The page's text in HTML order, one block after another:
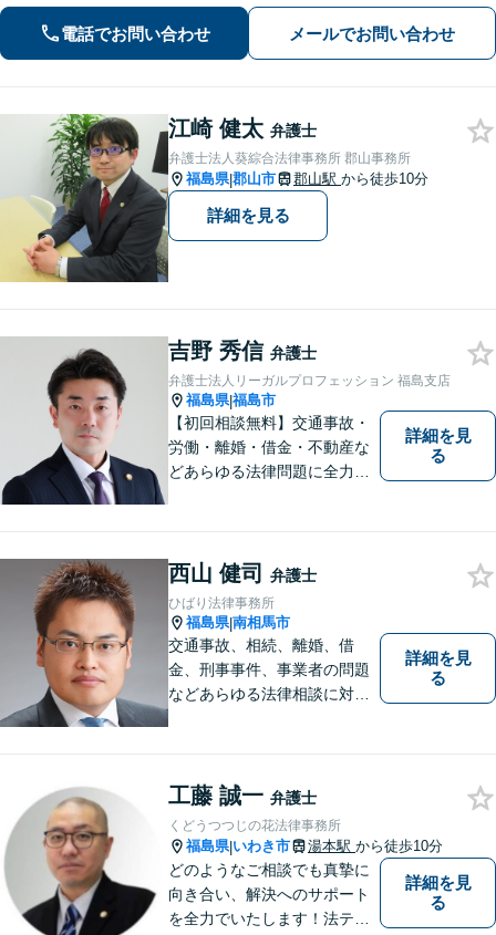
電話でお問い合わせ メールでお問い合わせ
江崎 健太 弁護士
弁護士法人葵綜合法律事務所 郡山事務所
福島県|郡山市 郡山駅 から徒歩10分
詳細を見る
吉野 秀信 弁護士
弁護士法人リーガルプロフェッション 福島支店
福島県|福島市
【初回相談無料】交通事故・
労働・離婚・借金・不動産な
どあらゆる法律問題に全力を
す。お困りの方はまずはご相
談ください。
詳細を見
る
西山 健司 弁護士
ひばり法律事務所
福島県|南相馬市
交通事故、相続、離婚、借
金、刑事事件、事業者の問題
などあらゆる法律相談に対応
ごとがありましたら、まずは
ご相談ください。
詳細を見
る
工藤 誠一 弁護士
くどうつつじの花法律事務所
福島県|いわき市 湯本駅 から徒歩10分
どのようなご相談でも真摯に
向き合い、解決へのサポート
を全力でいたします！法テラ
詳細を見
る